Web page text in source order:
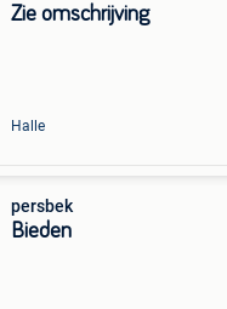
Zie omschrijving
Halle
persbek
Bieden